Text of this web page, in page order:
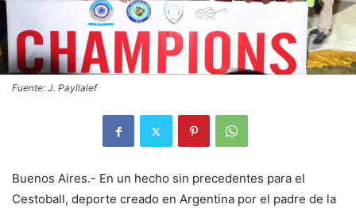
Fuente: J. Payllalef
Buenos Aires.- En un hecho sin precedentes para el
Cestoball, deporte creado en Argentina por el padre de la